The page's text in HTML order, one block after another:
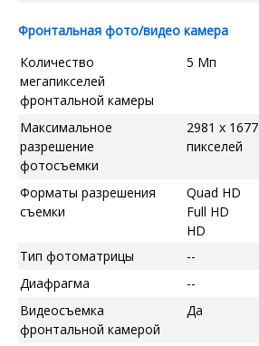
Фронтальная фото/видео камера
Количество
мегапикселей
фронтальной камеры
5 Мп
Максимальное
разрешение
фотосъемки
2981 x 1677
пикселей
Форматы разрешения
съемки
Quad HD
Full HD
HD
Тип фотоматрицы
--
Диафрагма
--
Видеосъемка
фронтальной камерой
Да